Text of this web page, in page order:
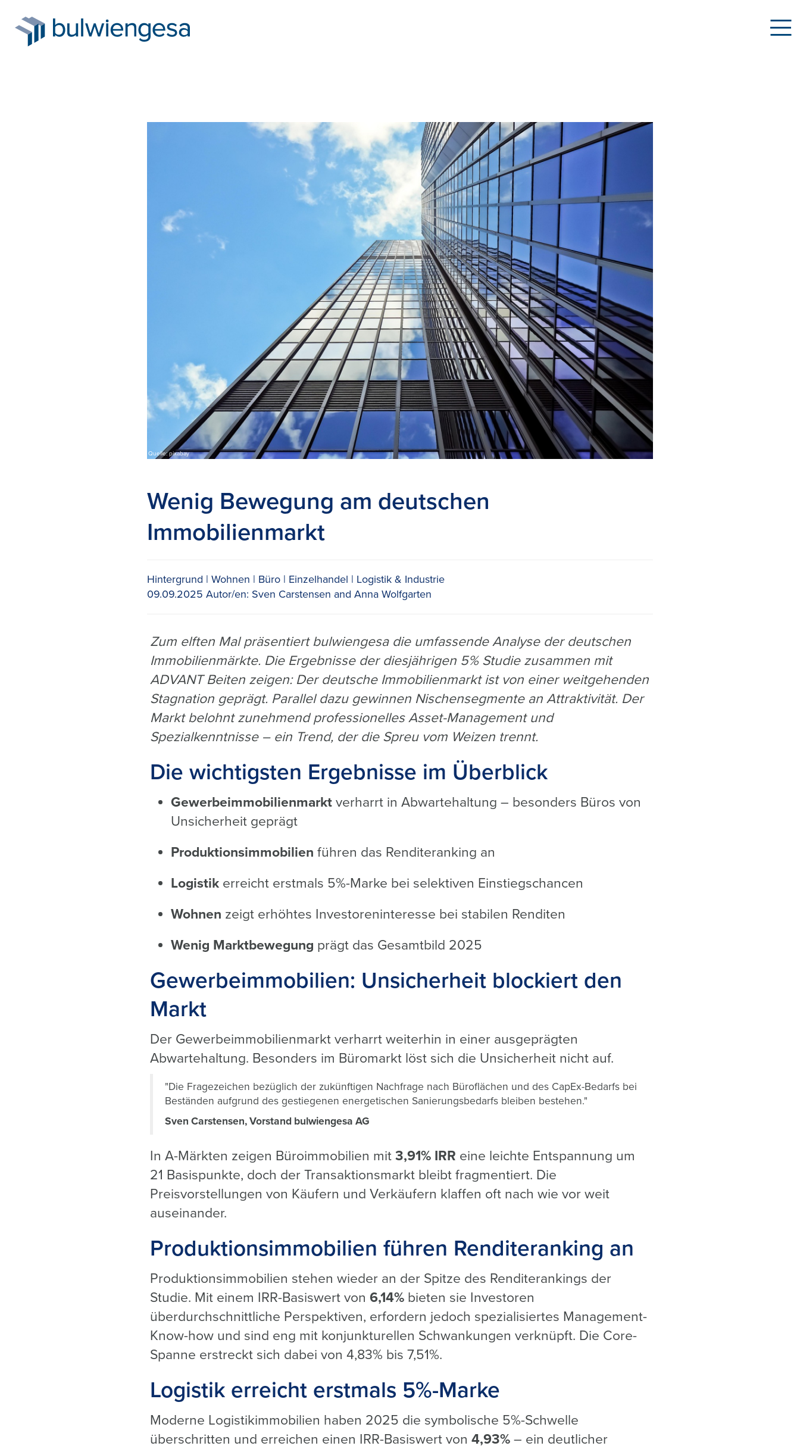
Quelle: pixabay
Wenig Bewegung am deutschen
Immobilienmarkt
Hintergrund Wohnen Büro Einzelhandel
Logistik & Industrie
09.09.2025Autor/en: Sven Carstensen and Anna Wolfgarten
Zum elften Mal präsentiert bulwiengesa die umfassende Analyse der deutschen
Immobilienmärkte. Die Ergebnisse der diesjährigen 5% Studie zusammen mit
ADVANT Beiten zeigen: Der deutsche Immobilienmarkt ist von einer weitgehenden
Stagnation geprägt. Parallel dazu gewinnen Nischensegmente an Attraktivität. Der
Markt belohnt zunehmend professionelles Asset-Management und
Spezialkenntnisse – ein Trend, der die Spreu vom Weizen trennt.
Die wichtigsten Ergebnisse im Überblick
Gewerbeimmobilienmarktverharrt in Abwartehaltung – besonders Büros von
Unsicherheit geprägt
Produktionsimmobilien führen das Renditeranking an
Logistikerreicht erstmals 5%-Marke bei selektiven Einstiegschancen
Wohnen zeigt erhöhtes Investoreninteresse bei stabilen Renditen
Wenig Marktbewegung prägt das Gesamtbild 2025
Gewerbeimmobilien: Unsicherheit blockiert den
Markt
Der Gewerbeimmobilienmarkt verharrt weiterhin in einer ausgeprägten
Abwartehaltung. Besonders im Büromarkt löst sich die Unsicherheit nicht auf.
"Die Fragezeichen bezüglich der zukünftigen Nachfrage nach Büroflächen und des CapEx-Bedarfs bei
Beständen aufgrund des gestiegenen energetischen Sanierungsbedarfs bleiben bestehen."
Sven Carstensen, Vorstand bulwiengesa AG
In A-Märkten zeigen Büroimmobilien mit3,91% IRR eine leichte Entspannung um
21 Basispunkte, doch der Transaktionsmarkt bleibt fragmentiert. Die
Preisvorstellungen von Käufern und Verkäufern klaffen oft nach wie vor weit
auseinander.
Produktionsimmobilien führen Renditeranking an
Produktionsimmobilien stehen wieder an der Spitze des Renditerankings der
Studie. Mit einem IRR-Basiswert von6,14% bieten sie Investoren
überdurchschnittliche Perspektiven, erfordern jedoch spezialisiertes Management-
Know-how und sind eng mit konjunkturellen Schwankungen verknüpft. Die Core-
Spanne erstreckt sich dabei von 4,83% bis 7,51%.
Logistik erreicht erstmals 5%-Marke
Moderne Logistikimmobilien haben 2025 die symbolische 5%-Schwelle
überschritten und erreichen einen IRR-Basiswert von4,93% – ein deutlicher